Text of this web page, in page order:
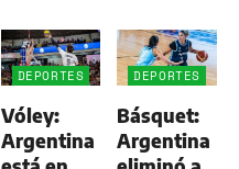
DEPORTES
Vóley:
Argentina
DEPORTES
Básquet:
Argentina